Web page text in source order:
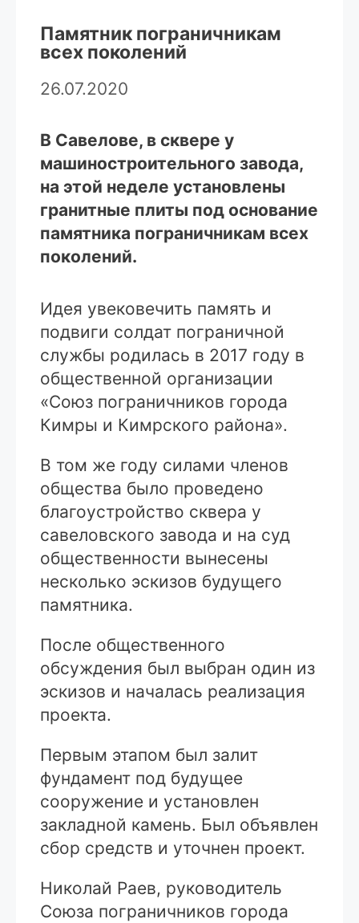
Памятник пограничникам
всех поколений
26.07.2020
В Савелове, в сквере у
машиностроительного завода,
на этой неделе установлены
гранитные плиты под основание
памятника пограничникам всех
поколений.
Идея увековечить память и
подвиги солдат пограничной
службы родилась в 2017 году в
общественной организации
«Союз пограничников города
Кимры и Кимрского района».
В том же году силами членов
общества было проведено
благоустройство сквера у
савеловского завода и на суд
общественности вынесены
несколько эскизов будущего
памятника.
После общественного
обсуждения был выбран один из
эскизов и началась реализация
проекта.
Первым этапом был залит
фундамент под будущее
сооружение и установлен
закладной камень. Был объявлен
сбор средств и уточнен проект.
Николай Раев, руководитель
Союза пограничников города